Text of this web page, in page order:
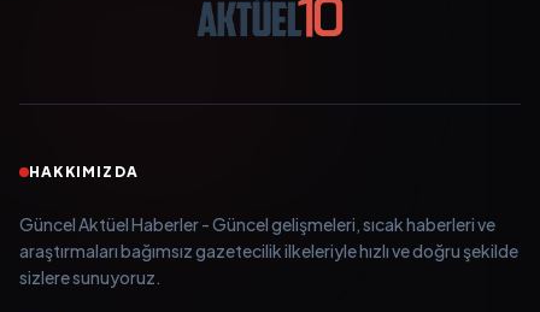
HAKKIMIZDA
Güncel Aktüel Haberler - Güncel gelişmeleri, sıcak haberleri ve
araştırmaları bağımsız gazetecilik ilkeleriyle hızlı ve doğru şekilde
sizlere sunuyoruz.